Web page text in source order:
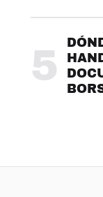
5